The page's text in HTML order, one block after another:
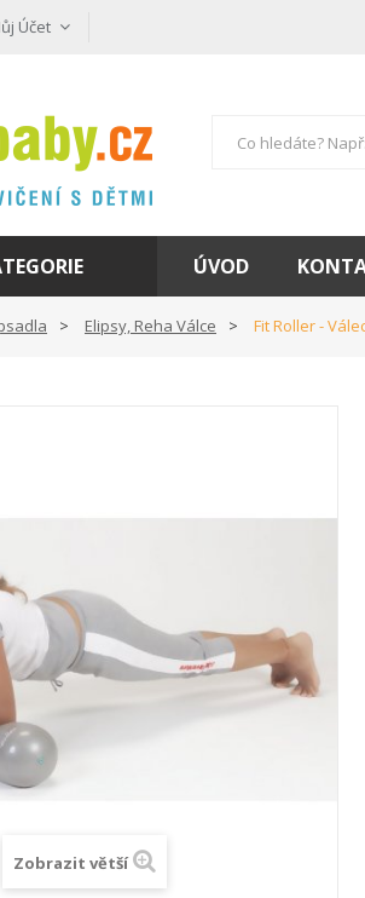
Účet
ÚVOD
Elipsy, Reha Válce Fit Roller -
Zobrazit větší